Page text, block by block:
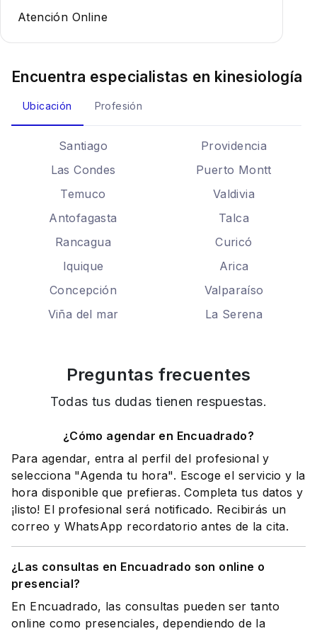
Atención Online
Encuentra especialistas en kinesiología
Ubicación Profesión
Santiago
Providencia
Las Condes
Puerto Montt
Temuco
Valdivia
Antofagasta
Talca
Rancagua
Curicó
Iquique
Arica
Concepción
Valparaíso
Viña del mar
La Serena
Preguntas frecuentes
Todas tus dudas tienen respuestas.
¿Cómo agendar en Encuadrado?
Para agendar, entra al perfil del profesional y
selecciona "Agenda tu hora". Escoge el servicio y la
hora disponible que prefieras. Completa tus datos y
¡listo! El profesional será notificado. Recibirás un
correo y WhatsApp recordatorio antes de la cita.
¿Las consultas en Encuadrado son online o
presencial?
En Encuadrado, las consultas pueden ser tanto
online como presenciales, dependiendo de la